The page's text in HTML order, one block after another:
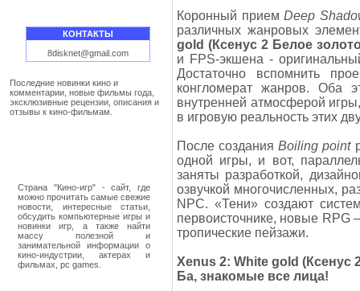
КОНТАКТЫ
8disknet@gmail.com
Последние новинки кино и
комментарии, новые фильмы года,
эксклюзивные рецензии, описания и
отзывы к кино-фильмам.
Страна "Кино-игр" - сайт, где
можно прочитать самые свежие
новости, интересные статьи,
обсудить компьютерные игры и
новинки игр, а также найти
массу полезной и
занимательной информации о
кино-индустрии, актерах и
фильмах, pc games.
Коронный приемDeep
различных жанровых
gold (Ксенус 2 Белое
и FPS-экшена -
Достаточно вспомнить
конгломерат жанров. Оба
внутренней атмосферой
в игровую реальность этих
После созданияBoiling point
одной игры, и вот,
заняты разработкой,
озвучкой многочисленных,
NPC. «Тени» создают
первоисточнике, новые RPG
тропические пейзажи.
Xenus 2: White gold (Ксенус
Ба, знакомые все лица!